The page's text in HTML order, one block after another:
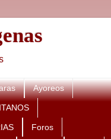
Ayoreos
Foros